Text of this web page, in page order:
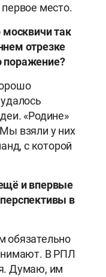
первое место.
москвичи так
отрезке
поражение?
«Родине»
взяли у них
с которой
и впервые
в
обязательно
В РПЛ
Думаю, им